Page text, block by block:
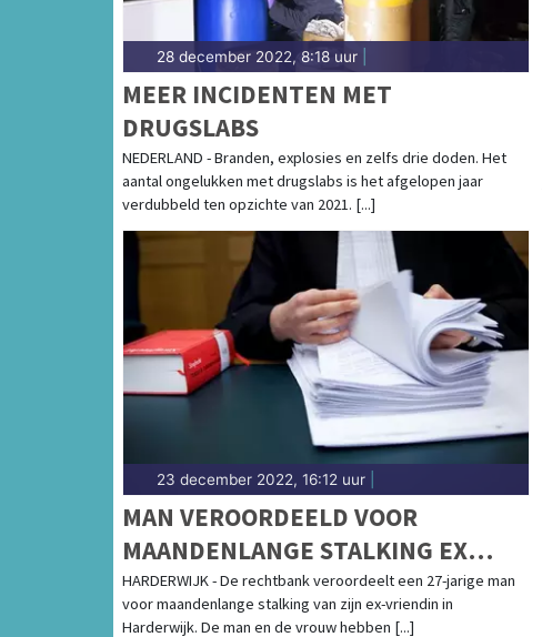
28 december 2022, 8:18 uur
MEER INCIDENTEN MET
DRUGSLABS
NEDERLAND - Branden, explosies en zelfs drie doden. Het
aantal ongelukken met drugslabs is het afgelopen jaar
verdubbeld ten opzichte van 2021. [...]
23 december 2022, 16:12 uur
MAN VEROORDEELD VOOR
MAANDENLANGE STALKING EX
VRIENDIN HARDERWIJK
HARDERWIJK - De rechtbank veroordeelt een 27-jarige man
voor maandenlange stalking van zijn ex-vriendin in
Harderwijk. De man en de vrouw hebben [...]